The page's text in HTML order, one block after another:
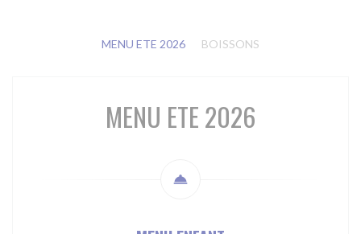
MENU ETE 2026 BOISSONS
MENU ETE 2026